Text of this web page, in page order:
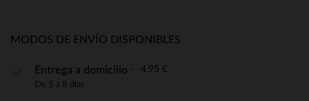
MODOS DE ENVÍO DISPONIBLES
Entrega a domicilio 4,95 €
De 5 a 8 días